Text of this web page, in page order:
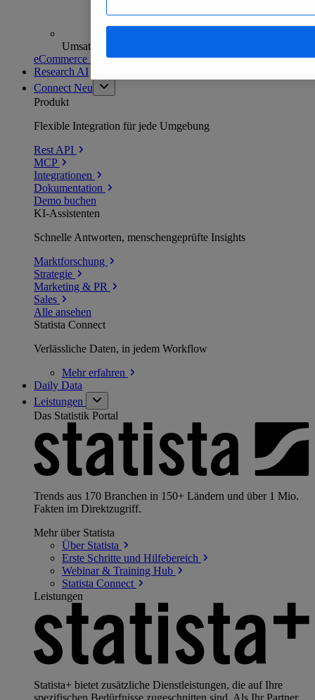
Umsatzanalysen und -prognosen
eCommerce Insights entdecken
Research AI
Connect Neu
Produkt
Flexible Integration für jede Umgebung
Rest API
MCP
Integrationen
Dokumentation
Demo buchen
KI-Assistenten
Schnelle Antworten, menschengeprüfte Insights
Marktforschung
Strategie
Marketing & PR
Sales
Alle ansehen
Statista Connect
Verlässliche Daten, in jedem Workflow
Mehrerfahren
Daily Data
Leistungen
Das Statistik Portal
Trends aus 170 Branchen in 150+ Ländern und über 1 Mio.
Fakten im Direktzugriff.
Mehr über Statista
Über Statista
Erste Schritte und Hilfebereich
Webinar & Training Hub
Statista Connect
Leistungen
Statista+ bietet zusätzliche Dienstleistungen, die auf Ihre
spezifischen Bedürfnisse zugeschnitten sind. Als Ihr Partner